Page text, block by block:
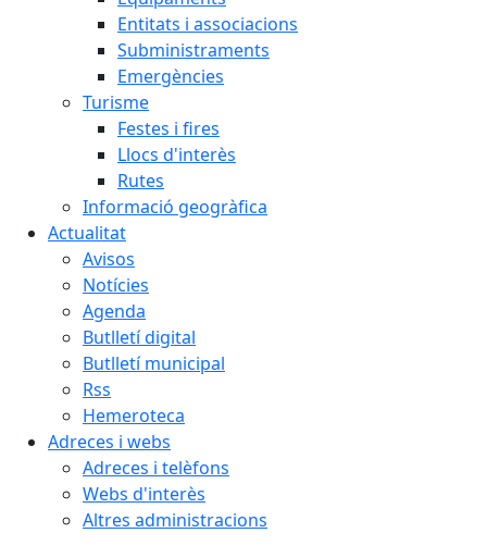
Entitats i associacions
Subministraments
Emergències
Turisme
Festes i fires
Llocs d'interès
Rutes
Informació geogràfica
Actualitat
Avisos
Notícies
Agenda
Butlletí digital
Butlletí municipal
Rss
Hemeroteca
Adreces i webs
Adreces i telèfons
Webs d'interès
Altres administracions